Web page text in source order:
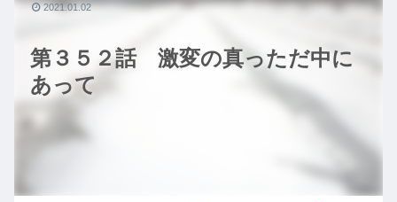
第３５２話 激変の真っただ中に
あって
2021.01.02